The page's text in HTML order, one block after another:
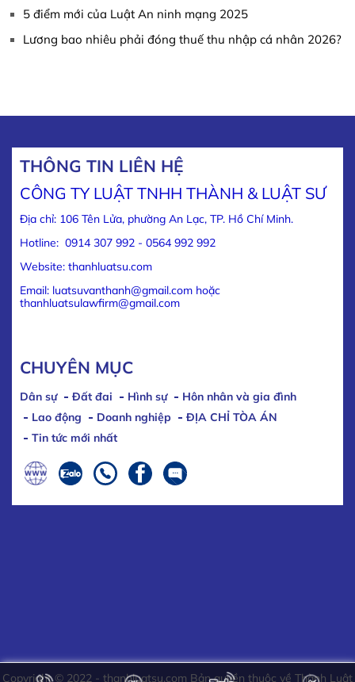
5 điểm mới của Luật An ninh mạng 2025
Lương bao nhiêu phải đóng thuế thu nhập cá nhân 2026?
THÔNG TIN LIÊN HỆ
CÔNG TY LUẬT TNHH THÀNH & LUẬT SƯ
Địa chỉ: 106 Tên Lửa, phường An Lạc, TP. Hồ Chí Minh.
Hotline: 0914 307 992 - 0564 992 992
Website: thanhluatsu.com
Email: luatsuvanthanh@gmail.com hoặc
thanhluatsulawfirm@gmail.com
CHUYÊN MỤC
Dân sự Đất đai Hình sự
Hôn nhân và gia đình
Lao động
Doanh nghiệp
ĐỊA CHỈ TÒA ÁN
Tin tức mới nhất
Copyright © 2022 - thanhluatsu.com Bản quyền thuộc về Thành Luật